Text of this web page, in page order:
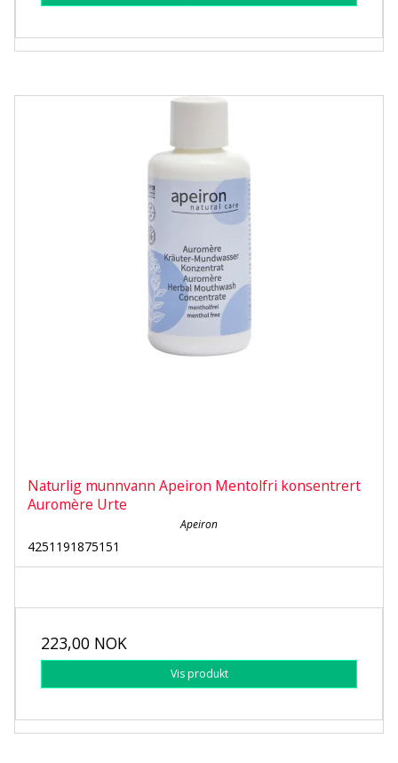
Naturlig munnvann Apeiron Mentolfri konsentrert
Auromère Urte
Apeiron
4251191875151
223,00 NOK
Vis produkt